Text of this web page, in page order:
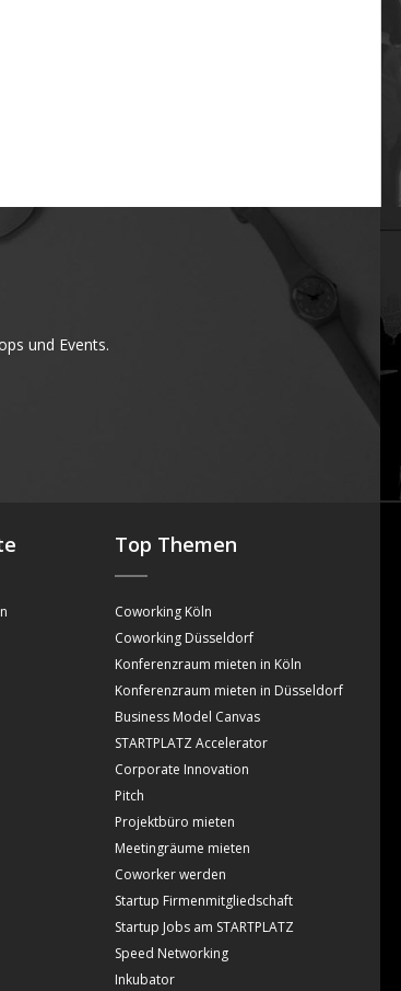
und Events.
Top Themen
Coworking Köln
Coworking Düsseldorf
Konferenzraum mieten in Köln
Konferenzraum mieten in Düsseldorf
Business Model Canvas
STARTPLATZ Accelerator
Corporate Innovation
Pitch
Projektbüro mieten
Meetingräume mieten
Coworker werden
Startup Firmenmitgliedschaft
Startup Jobs am STARTPLATZ
Speed Networking
Inkubator